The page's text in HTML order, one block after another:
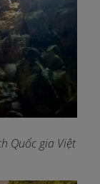
Quốc gia Việt